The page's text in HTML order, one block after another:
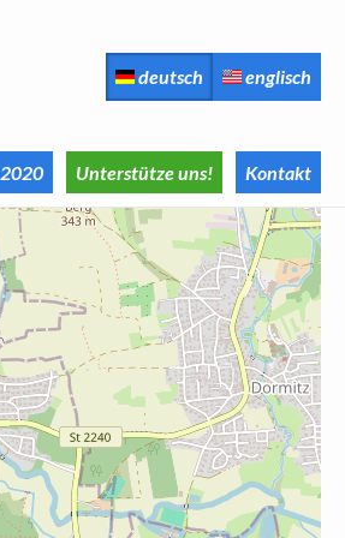
deutsch englisch
Unterstütze uns! Kontakt